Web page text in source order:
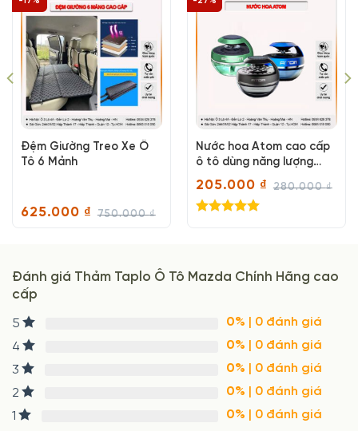
Đệm Giường Treo Xe Ô
Tô 6 Mảnh
750.000₫
625.000 ₫
Nước hoa Atom cao cấp
ô tô dùng năng lượng
mặt trời
280.000₫
gốc
205.000 ₫
hiện
Đánh giá Thảm Taplo Ô Tô Mazda Chính Hãng cao
cấp
5 0% | 0 đánh giá
4
0% | 0 đánh giá
3
0% | 0 đánh giá
2
0% | 0 đánh giá
1
0% | 0 đánh giá